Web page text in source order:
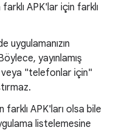
farklı APK'lar için farklı
uygulamanızın
yayınlamış
"telefonlar için"
farklı APK'ları olsa bile
listelemesine